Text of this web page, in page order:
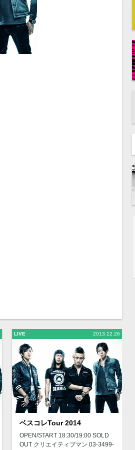
LIVE 2013.12.26
ベスコレTour 2014
OPEN/START 18:30/19:00 SOLD
OUT クリエイティブマン 03-3499-